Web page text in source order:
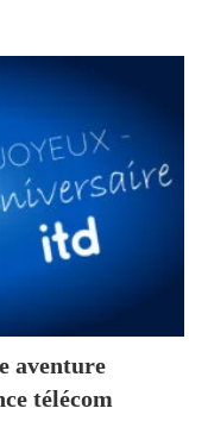
aventure
télécom